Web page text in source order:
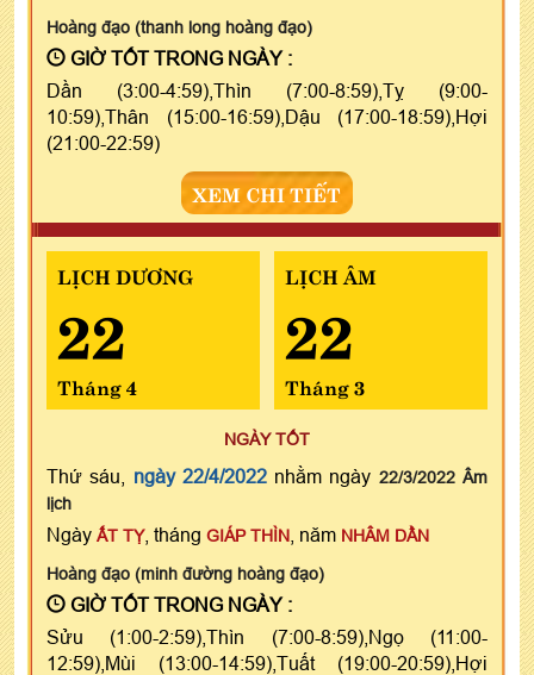
Hoàng đạo (thanh long hoàng đạo)
GIỜ TỐT TRONG NGÀY :
Dần (3:00-4:59),Thìn (7:00-8:59),Tỵ (9:00-
10:59),Thân (15:00-16:59),Dậu (17:00-18:59),Hợi
(21:00-22:59)
XEM CHI TIẾT
LỊCH DƯƠNG
22
Tháng 4
LỊCH ÂM
22
Tháng 3
NGÀY TỐT
Thứ sáu, ngày 22/4/2022nhằm ngày 22/3/2022 Âm
lịch
Ngày ẤT TỴ, tháng GIÁP THÌN , năm NHÂM DẦN
Hoàng đạo (minh đường hoàng đạo)
GIỜ TỐT TRONG NGÀY :
Sửu (1:00-2:59),Thìn (7:00-8:59),Ngọ (11:00-
12:59),Mùi (13:00-14:59),Tuất (19:00-20:59),Hợi